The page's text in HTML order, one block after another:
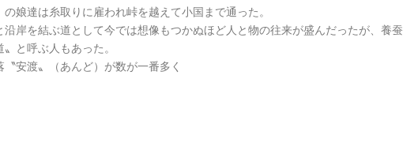
娘達は糸取りに雇われ峠を越えて小国まで通った。
岸を結ぶ道として今では想像もつかぬほど人と物の往来が盛んだったが、養蚕
と呼ぶ人もあった。
安渡〟（あんど）が数が一番多く